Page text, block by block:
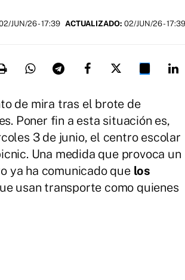
JUN/26- 17:39 ACTUALIZADO: 02/JUN/26 - 17:39
de mira tras el brote de
Poner fin a esta situación es,
3 de junio, el centro escolar
Una medida que provoca un
ya ha comunicado que los
usan transporte como quienes